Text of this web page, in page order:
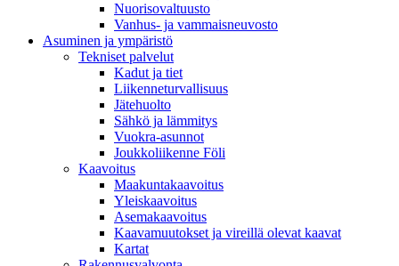
Nuorisovaltuusto
Vanhus- ja vammaisneuvosto
Asuminen ja ympäristö
Tekniset palvelut
Kadut ja tiet
Liikenneturvallisuus
Jätehuolto
Sähkö ja lämmitys
Vuokra-asunnot
Joukkoliikenne Föli
Kaavoitus
Maakuntakaavoitus
Yleiskaavoitus
Asemakaavoitus
Kaavamuutokset ja vireillä olevat kaavat
Kartat